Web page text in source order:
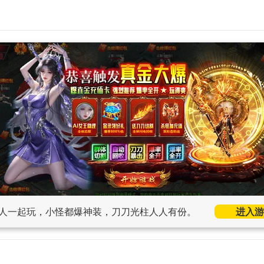
一起玩，小怪都爆神装，刀刀光柱人人有份。 进入